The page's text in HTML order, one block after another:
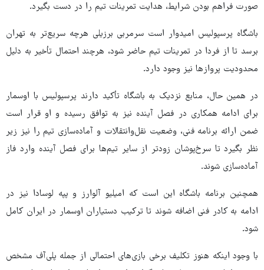
صورت فراهم بودن شرایط، هدایت تمرینات تیم را در دست بگیرد.
باشگاه پرسپولیس امیدوار است سرمربی برزیلی هرچه سریع‌تر به تهران
برسد تا از فردا در تمرینات تیم حاضر شود، هرچند احتمال تأخیر به دلیل
محدودیت پروازها نیز وجود دارد.
در همین حال، منابع نزدیک به باشگاه تأکید دارند پرسپولیس با اوسمار
برای ادامه همکاری در فصل آینده نیز به توافق رسیده و او قرار است
ضمن ارائه برنامه فنی، وضعیت نقل‌وانتقالات و آماده‌سازی تیم را نیز زیر
نظر بگیرد تا سرخ‌پوشان زودتر از سایر تیم‌ها برای فصل آینده وارد فاز
آماده‌سازی شوند.
همچنین برنامه باشگاه این است که امیلیو آلوارز و پپه لوسادا نیز در
ادامه به کادر فنی اضافه شوند تا ترکیب دستیاران اوسمار در ایران کامل
شود.
با وجود اینکه هنوز تکلیف برخی بازی‌های احتمالی از جمله پلی‌آف مشخص